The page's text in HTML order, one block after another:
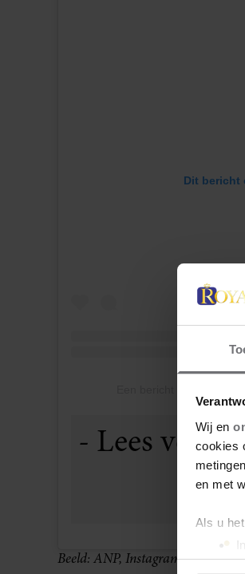
Wij en
cookies
en met
Als u
Dit bericht
Beeld: ANP, Instagram